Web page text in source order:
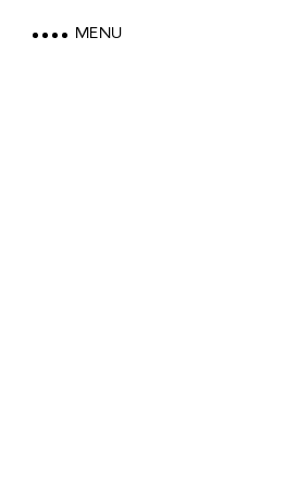
MENU